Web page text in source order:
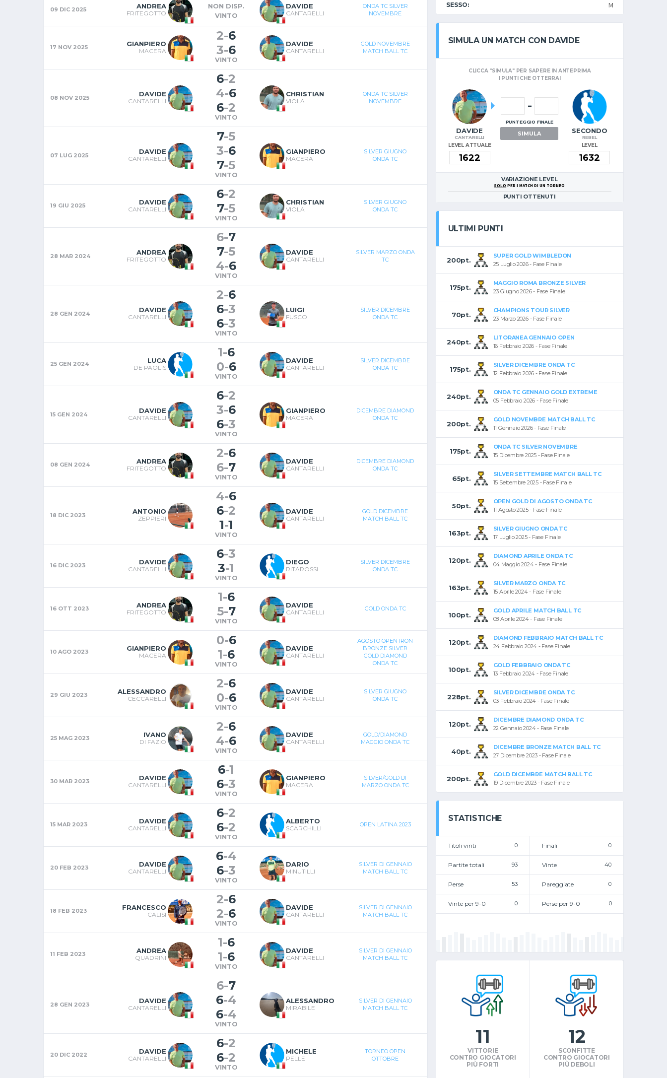
09 DIC 2025 ANDREA
FRITEGOTTO
NON DISP.
VINTO
DAVIDE
CANTARELLI
ONDA TC SILVER
NOVEMBRE
17 NOV 2025 GIANPIERO
MACERA
2-6
3-6
VINTO
DAVIDE
CANTARELLI
GOLD NOVEMBRE
MATCH BALL TC
08 NOV 2025 DAVIDE
CANTARELLI
6-2
4-6
6-2
VINTO
CHRISTIAN
VIOLA
ONDA TC SILVER
NOVEMBRE
07 LUG 2025 DAVIDE
CANTARELLI
7-5
3-6
7-5
VINTO
GIANPIERO
MACERA
SILVER GIUGNO
ONDA TC
19 GIU 2025 DAVIDE
CANTARELLI
6-2
7-5
VINTO
CHRISTIAN
VIOLA
SILVER GIUGNO
ONDA TC
28 MAR 2024 ANDREA
FRITEGOTTO
6-7
7-5
4-6
VINTO
DAVIDE
CANTARELLI
SILVER MARZO ONDA
TC
28 GEN 2024 DAVIDE
CANTARELLI
2-6
6-3
6-3
VINTO
LUIGI
FUSCO
SILVER DICEMBRE
ONDA TC
25 GEN 2024 LUCA
DE PAOLIS
1-6
0-6
VINTO
DAVIDE
CANTARELLI
SILVER DICEMBRE
ONDA TC
15 GEN 2024 DAVIDE
CANTARELLI
6-2
3-6
6-3
VINTO
GIANPIERO
MACERA
DICEMBRE DIAMOND
ONDA TC
08 GEN 2024 ANDREA
FRITEGOTTO
2-6
6-7
VINTO
DAVIDE
CANTARELLI
DICEMBRE DIAMOND
ONDA TC
18 DIC 2023 ANTONIO
ZEPPIERI
4-6
6-2
1-1
VINTO
DAVIDE
CANTARELLI
GOLD DICEMBRE
MATCH BALL TC
16 DIC 2023 DAVIDE
CANTARELLI
6-3
3-1
VINTO
DIEGO
RITAROSSI
SILVER DICEMBRE
ONDA TC
16 OTT 2023 ANDREA
FRITEGOTTO
1-6
5-7
VINTO
DAVIDE
CANTARELLI GOLD ONDA TC
10 AGO 2023 GIANPIERO
MACERA
0-6
1-6
VINTO
DAVIDE
CANTARELLI
AGOSTO OPEN IRON
BRONZE SILVER
GOLD DIAMOND
ONDA TC
29 GIU 2023 ALESSANDRO
CECCARELLI
2-6
0-6
VINTO
DAVIDE
CANTARELLI
SILVER GIUGNO
ONDA TC
25 MAG 2023 IVANO
DI FAZIO
2-6
4-6
VINTO
DAVIDE
CANTARELLI
GOLD/DIAMOND
MAGGIO ONDA TC
30 MAR 2023 DAVIDE
CANTARELLI
6-1
6-3
VINTO
GIANPIERO
MACERA
SILVER/GOLD DI
MARZO ONDA TC
15 MAR 2023 DAVIDE
CANTARELLI
6-2
6-2
VINTO
ALBERTO
SCARCHILLI OPEN LATINA 2023
20 FEB 2023 DAVIDE
CANTARELLI
6-4
6-3
VINTO
DARIO
MINUTILLI
SILVER DI GENNAIO
MATCH BALL TC
18 FEB 2023 FRANCESCO
CALISI
2-6
2-6
VINTO
DAVIDE
CANTARELLI
SILVER DI GENNAIO
MATCH BALL TC
11 FEB 2023 ANDREA
QUADRINI
1-6
1-6
VINTO
DAVIDE
CANTARELLI
SILVER DI GENNAIO
MATCH BALL TC
28 GEN 2023 DAVIDE
CANTARELLI
6-7
6-4
6-4
VINTO
ALESSANDRO
MIRABILE
SILVER DI GENNAIO
MATCH BALL TC
20 DIC 2022 DAVIDE
CANTARELLI
6-2
6-2
VINTO
MICHELE
PELLE
TORNEO OPEN
OTTOBRE
SESSO: M
SIMULA UN MATCH CON DAVIDE
CLICCA "SIMULA" PER SAPERE IN ANTEPRIMA
I PUNTI CHE OTTERRAI
DAVIDE
CANTARELLI
LEVEL ATTUALE
-
PUNTEGGIO FINALE
SIMULA SECONDO
REBEL
LEVEL
VARIAZIONE LEVEL
SOLO PER I MATCH DI UN TORNEO
PUNTI OTTENUTI
ULTIMI PUNTI
200pt.
SUPER GOLD WIMBLEDON
25 Luglio 2026 - Fase Finale
175pt.
MAGGIO ROMA BRONZE SILVER
23 Giugno 2026 - Fase Finale
70pt.
CHAMPIONS TOUR SILVER
23 Marzo 2026 - Fase Finale
240pt.
LITORANEA GENNAIO OPEN
16 Febbraio 2026 - Fase Finale
175pt.
SILVER DICEMBRE ONDA TC
12 Febbraio 2026 - Fase Finale
240pt.
ONDA TC GENNAIO GOLD EXTREME
05 Febbraio 2026 - Fase Finale
200pt.
GOLD NOVEMBRE MATCH BALL TC
11 Gennaio 2026 - Fase Finale
175pt.
ONDA TC SILVER NOVEMBRE
15 Dicembre 2025 - Fase Finale
65pt.
SILVER SETTEMBRE MATCH BALL TC
15 Settembre 2025 - Fase Finale
50pt.
OPEN GOLD DI AGOSTO ONDA TC
11 Agosto 2025 - Fase Finale
163pt.
SILVER GIUGNO ONDA TC
17 Luglio 2025 - Fase Finale
120pt.
DIAMOND APRILE ONDA TC
04 Maggio 2024 - Fase Finale
163pt.
SILVER MARZO ONDA TC
15 Aprile 2024 - Fase Finale
100pt.
GOLD APRILE MATCH BALL TC
08 Aprile 2024 - Fase Finale
120pt.
DIAMOND FEBBRAIO MATCH BALL TC
24 Febbraio 2024 - Fase Finale
100pt.
GOLD FEBBRAIO ONDA TC
13 Febbraio 2024 - Fase Finale
228pt.
SILVER DICEMBRE ONDA TC
03 Febbraio 2024 - Fase Finale
120pt.
DICEMBRE DIAMOND ONDA TC
22 Gennaio 2024 - Fase Finale
40pt.
DICEMBRE BRONZE MATCH BALL TC
27 Dicembre 2023 - Fase Finale
200pt.
GOLD DICEMBRE MATCH BALL TC
19 Dicembre 2023 - Fase Finale
STATISTICHE
Titoli vinti 0 Finali 0
Partite totali 93 Vinte 40
Perse 53 Pareggiate 0
Vinte per 9-0 0 Perse per 9-0 0
11
VITTORIE
CONTRO GIOCATORI
PIÙ FORTI
12
SCONFITTE
CONTRO GIOCATORI
PIÙ DEBOLI